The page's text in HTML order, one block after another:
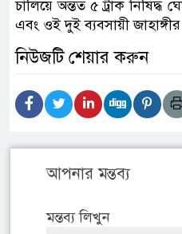
চালিয়ে অন্তত ৫ ট্রাক
এবং ওই দুই ব্যবসায়ী
নিউজটি শেয়ার করুন
আপনার মন্তব্য
মন্তব্য লিখুন